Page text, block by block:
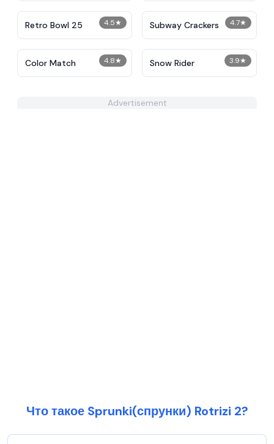
4.5★
Retro Bowl 25 4.7★
Subway Crackers
4.8★
Color Match 3.9★
Snow Rider
Advertisement
Что такое Sprunki(спрунки) Rotrizi 2?